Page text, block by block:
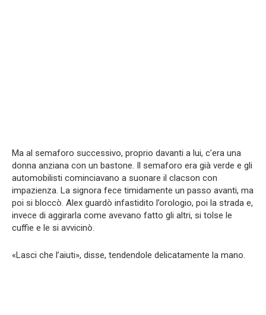
Ma al semaforo successivo, proprio davanti a lui, c’era una
donna anziana con un bastone. Il semaforo era già verde e gli
automobilisti cominciavano a suonare il clacson con
impazienza. La signora fece timidamente un passo avanti, ma
poi si bloccò. Alex guardò infastidito l’orologio, poi la strada e,
invece di aggirarla come avevano fatto gli altri, si tolse le
cuffie e le si avvicinò.
«Lasci che l’aiuti», disse, tendendole delicatamente la mano.